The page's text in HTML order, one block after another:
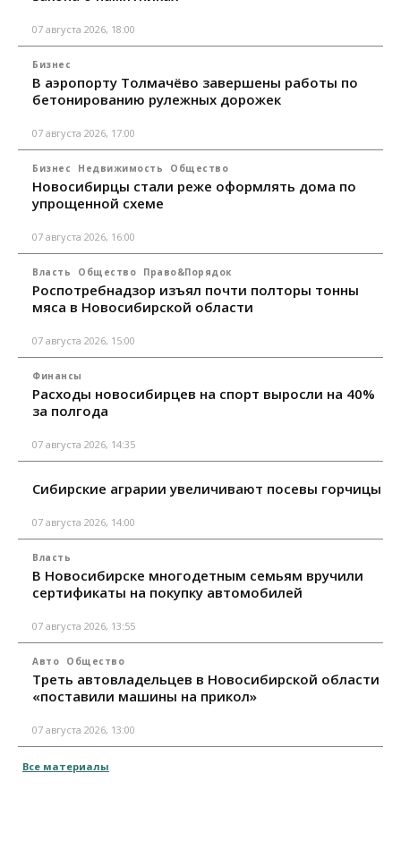
07 августа 2026, 18:00
Бизнес
В аэропорту Толмачёво завершены работы по
бетонированию рулежных дорожек
07 августа 2026, 17:00
Бизнес Недвижимость Общество
Новосибирцы стали реже оформлять дома по
упрощенной схеме
07 августа 2026, 16:00
Власть Общество Право&Порядок
Роспотребнадзор изъял почти полторы тонны
мяса в Новосибирской области
07 августа 2026, 15:00
Финансы
Расходы новосибирцев на спорт выросли на 40%
за полгода
07 августа 2026, 14:35
Сибирские аграрии увеличивают посевы горчицы
07 августа 2026, 14:00
Власть
В Новосибирске многодетным семьям вручили
сертификаты на покупку автомобилей
07 августа 2026, 13:55
Авто Общество
Треть автовладельцев в Новосибирской области
«поставили машины на прикол»
07 августа 2026, 13:00
Все материалы